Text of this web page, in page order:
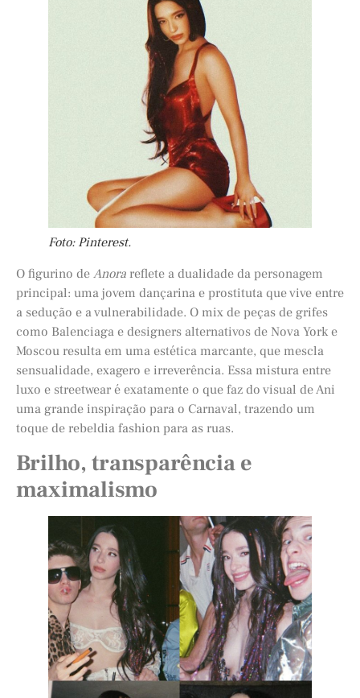
Foto: Pinterest.
O figurino de Anora reflete a dualidade da personagem
principal: uma jovem dançarina e prostituta que vive entre
a sedução e a vulnerabilidade. O mix de peças de grifes
como Balenciaga e designers alternativos de Nova York e
Moscou resulta em uma estética marcante, que mescla
sensualidade, exagero e irreverência. Essa mistura entre
luxo e streetwear é exatamente o que faz do visual de Ani
uma grande inspiração para o Carnaval, trazendo um
toque de rebeldia fashion para as ruas.
Brilho, transparência e
maximalismo